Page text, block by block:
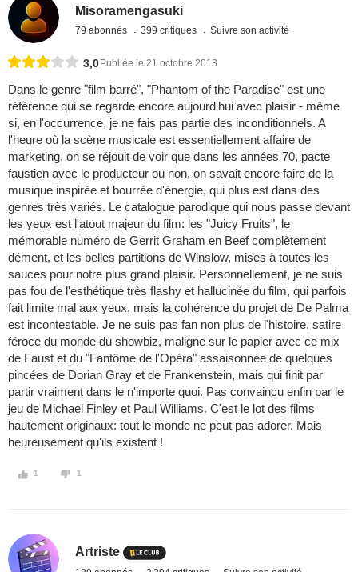
Misoramengasuki
79 abonnés 399 critiques Suivre son activité
3,0 Publiée le 21 octobre 2013
Dans le genre "film barré", "Phantom of the Paradise" est une
référence qui se regarde encore aujourd'hui avec plaisir - même
si, en l'occurrence, je ne fais pas partie des inconditionnels. A
l'heure où la scène musicale est essentiellement affaire de
marketing, on se réjouit de voir que dans les années 70, pacte
faustien avec le producteur ou non, on savait encore faire de la
musique inspirée et bourrée d'énergie, qui plus est dans des
genres très variés. Le catalogue parodique qui nous passe devant
les yeux est l'atout majeur du film: les "Juicy Fruits", le
mémorable numéro de Gerrit Graham en Beef complètement
dément, et les belles partitions de Winslow, mises à toutes les
sauces pour notre plus grand plaisir. Personnellement, je ne suis
pas fou de l'esthétique très flashy et hallucinée du film, qui parfois
fait limite mal aux yeux, mais la cohérence du projet de De Palma
est incontestable. Je ne suis pas fan non plus de l'histoire, satire
féroce du monde du showbiz, maligne sur le papier avec ce mix
de Faust et du "Fantôme de l'Opéra" assaisonnée de quelques
pincées de Dorian Gray et de Frankenstein, mais qui finit par
partir vraiment dans le n'importe quoi. Pas convaincu enfin par le
jeu de Michael Finley et Paul Williams. C'est le lot des films
hautement originaux: tout le monde ne peut pas adorer. Mais
heureusement qu'ils existent !
1 1
Artriste